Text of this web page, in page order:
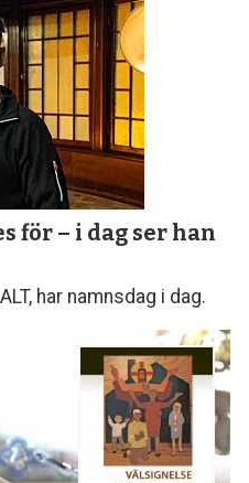
för – i dag ser han
har namnsdag i dag.